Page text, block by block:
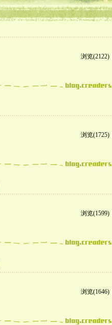
浏览(2122)
浏览(1725)
浏览(1599)
浏览(1646)